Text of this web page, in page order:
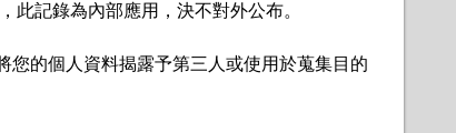
此記錄為內部應用，決不對外公布。
的個人資料揭露予第三人或使用於蒐集目的